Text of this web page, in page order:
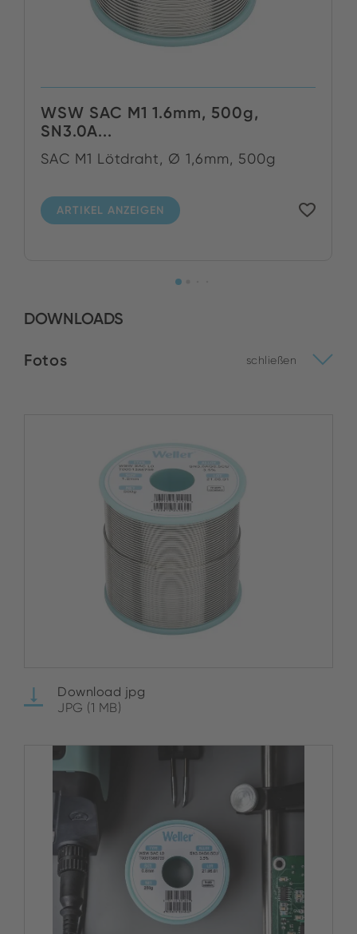
WSW SAC M1 1.6mm, 500g,
SN3.0A...
SAC M1 Lötdraht, Ø 1,6mm, 500g
ARTIKEL ANZEIGEN
DOWNLOADS
Fotos schließen
Download jpg
JPG (1 MB)